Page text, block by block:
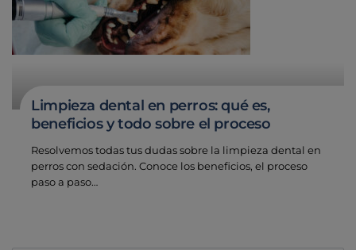
Limpieza dental en perros: qué es,
beneficios y todo sobre el proceso
Resolvemos todas tus dudas sobre la limpieza dental en
perros con sedación. Conoce los beneficios, el proceso
paso a paso…